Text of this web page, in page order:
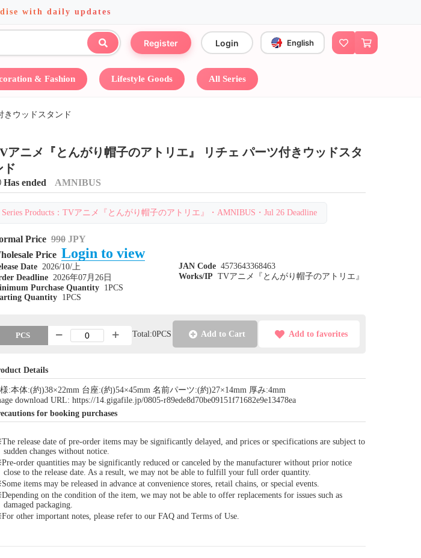
with daily updates
Register Login English
& Fashion Lifestyle Goods All Series
きウッドスタンド
アニメ『とんがり帽子のアトリエ』 リチェ パーツ付きウッドスタ
ド
Has ended AMNIBUS
Series Products：TVアニメ『とんがり帽子のアトリエ』・AMNIBUS・Jul 26 Deadline
Price 990 JPY
Price Login to view
Date 2026/10/上
Deadline 2026年07月26日
Purchase Quantity
1PCS
Quantity
1PCS
JAN Code 4573643368463
Works/IP TVアニメ『とんがり帽子のアトリエ』
PCS Total:0PCS Add to Cart Add to favorites
Details
:本体:(約)38×22mm 台座:(約)54×45mm 名前パーツ:(約)27×14mm 厚み:4mm
download URL: https://14.gigafile.jp/0805-r89ede8d70be09151f71682e9e13478ea
for booking purchases
release date of pre-order items may be significantly delayed, and prices or specifications are subject to
sudden changes without notice.
order quantities may be significantly reduced or canceled by the manufacturer without prior notice
close to the release date. As a result, we may not be able to fulfill your full order quantity.
items may be released in advance at convenience stores, retail chains, or special events.
on the condition of the item, we may not be able to offer replacements for issues such as
damaged packaging.
other important notes, please refer to our FAQ and Terms of Use.